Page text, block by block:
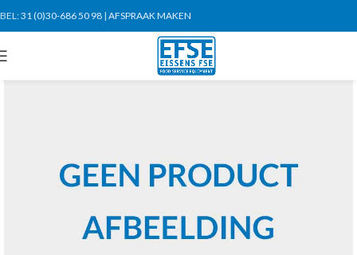
BEL:31 (0)30-686 50 98 | AFSPRAAK MAKEN